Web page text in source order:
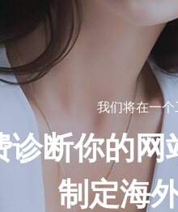
我们将在一
诊断你的网
制定海